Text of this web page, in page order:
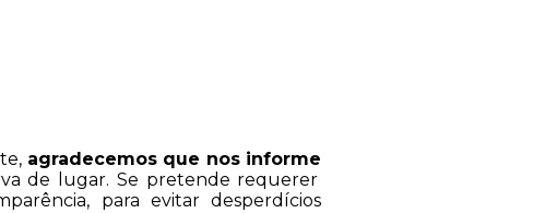
agradecemos que nos informe
de lugar. Se pretende requerer
para evitar desperdícios